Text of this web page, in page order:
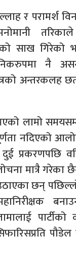
र परामर्श
साख गिरेको
नै
अन्तरकलह
लामो
नदिएको
प्रकरणपछि
मात्रै गरेका
उठाएका छन्
पार्टीको